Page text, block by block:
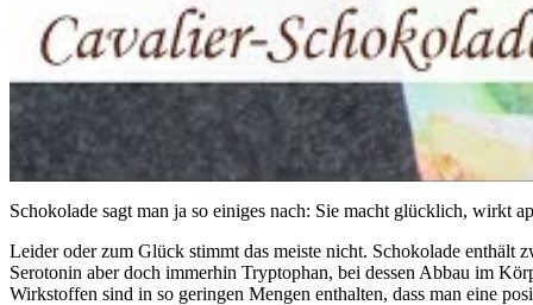
Schokolade sagt man ja so einiges nach: Sie macht glücklich, wirkt
Leider oder zum Glück stimmt das meiste nicht. Schokolade enthält
Serotonin aber doch immerhin Tryptophan, bei dessen Abbau im
Wirkstoffen sind in so geringen Mengen enthalten, dass man eine